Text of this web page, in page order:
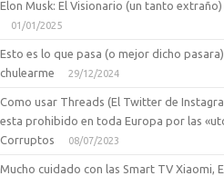
Elon Musk: El Visionario (un tanto
01/01/2025
Esto es lo que pasa (o mejor dicho
chulearme
29/12/2024
Como usar Threads (El Twitter de
esta prohibido en toda Europa por las
Corruptos
08/07/2023
Mucho cuidado con las Smart TV Xiaomi,